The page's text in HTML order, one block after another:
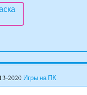
2020 Игры на ПК